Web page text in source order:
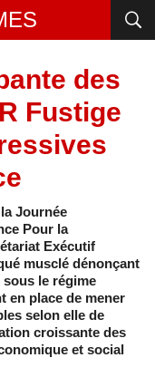
des
Fustige
Journée
Pour la
Exécutif
musclé dénonçant
le régime
en place de mener
selon elle de
croissante des
et social